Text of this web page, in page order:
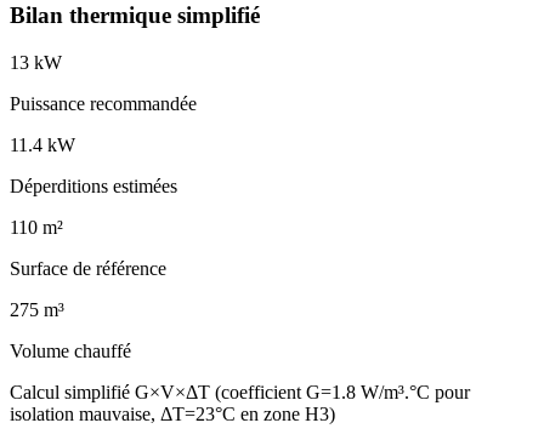
Bilan thermique simplifié
13 kW
Puissance recommandée
11.4 kW
Déperditions estimées
110 m²
Surface de référence
275 m³
Volume chauffé
Calcul simplifié G×V×ΔT (coefficient G=1.8 W/m³.°C pour
isolation mauvaise, ΔT=23°C en zone H3)